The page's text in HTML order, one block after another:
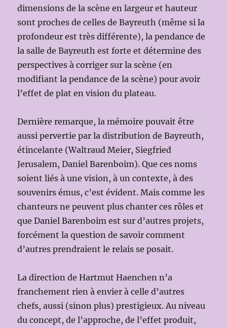
dimensions de la scène en largeur et hauteur
sont proches de celles de Bayreuth (même si la
profondeur est très différente), la pendance de
la salle de Bayreuth est forte et détermine des
perspectives à corriger sur la scène (en
modifiant la pendance de la scène) pour avoir
l’effet de plat en vision du plateau.
Dernière remarque, la mémoire pouvait être
aussi pervertie par la distribution de Bayreuth,
étincelante (Waltraud Meier, Siegfried
Jerusalem, Daniel Barenboim). Que ces noms
soient liés à une vision, à un contexte, à des
souvenirs émus, c’est évident. Mais comme les
chanteurs ne peuvent plus chanter ces rôles et
que Daniel Barenboim est sur d’autres projets,
forcément la question de savoir comment
d’autres prendraient le relais se posait.
La direction de Hartmut Haenchen n’a
franchement rien à envier à celle d’autres
chefs, aussi (sinon plus) prestigieux. Au niveau
du concept, de l’approche, de l’effet produit,